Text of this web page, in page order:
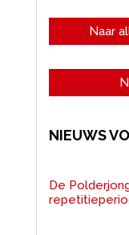
Naar
NIEUWS
De